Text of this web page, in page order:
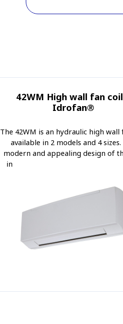
42WM High wall fan
Idrofan®
The 42WM is an hydraulic high wall
available in 2 models and 4 sizes.
modern and appealing design of
in RAL 9003 colour allows the use